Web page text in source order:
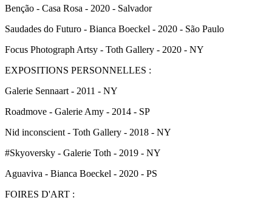
Benção - Casa Rosa - 2020 - Salvador
Saudades do Futuro - Bianca Boeckel - 2020 - São Paulo
Focus Photograph Artsy - Toth Gallery - 2020 - NY
EXPOSITIONS PERSONNELLES :
Galerie Sennaart - 2011 - NY
Roadmove - Galerie Amy - 2014 - SP
Nid inconscient - Toth Gallery - 2018 - NY
#Skyoversky - Galerie Toth - 2019 - NY
Aguaviva - Bianca Boeckel - 2020 - PS
FOIRES D'ART :